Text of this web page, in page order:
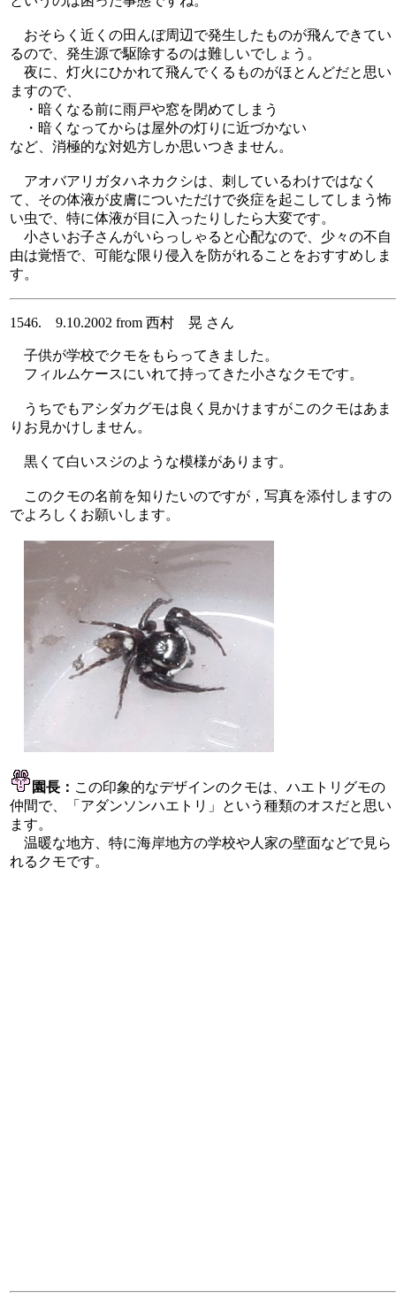
おそらく近くの田んぼ周辺で発生したものが飛んできてい
るので、発生源で駆除するのは難しいでしょう。
夜に、灯火にひかれて飛んでくるものがほとんどだと思い
ますので、
・暗くなる前に雨戸や窓を閉めてしまう
・暗くなってからは屋外の灯りに近づかない
など、消極的な対処方しか思いつきません。
アオバアリガタハネカクシは、刺しているわけではなく
て、その体液が皮膚についただけで炎症を起こしてしまう怖
い虫で、特に体液が目に入ったりしたら大変です。
小さいお子さんがいらっしゃると心配なので、少々の不自
由は覚悟で、可能な限り侵入を防がれることをおすすめしま
す。
1546. 9.10.2002 from 西村 晃 さん
子供が学校でクモをもらってきました。
フィルムケースにいれて持ってきた小さなクモです。
うちでもアシダカグモは良く見かけますがこのクモはあま
りお見かけしません。
黒くて白いスジのような模様があります。
このクモの名前を知りたいのですが，写真を添付しますの
でよろしくお願いします。
園長： この印象的なデザインのクモは、ハエトリグモの
仲間で、「アダンソンハエトリ」という種類のオスだと思い
ます。
温暖な地方、特に海岸地方の学校や人家の壁面などで見ら
れるクモです。